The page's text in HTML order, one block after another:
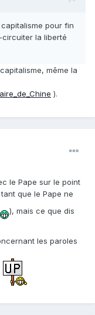
pour fin
la liberté
même la
).
le Pape sur le point
que le Pape ne
), mais ce que dis
les paroles